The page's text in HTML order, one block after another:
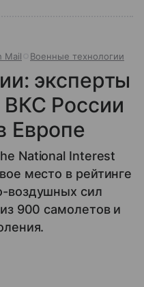
Mail Военные технологии
эксперты
России
Европе
National Interest
место в рейтинге
воздушных сил
900 самолетов и